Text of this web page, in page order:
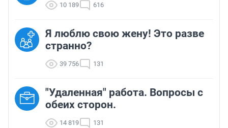
10 189 616
Я люблю свою жену! Это разве
странно?
39 756 131
"Удаленная" работа. Вопросы с
обеих сторон.
14 819 131